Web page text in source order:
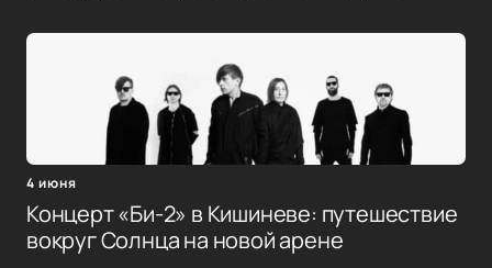
4 июня
Концерт «Би-2» в Кишиневе: путешествие
вокруг Солнца на новой арене